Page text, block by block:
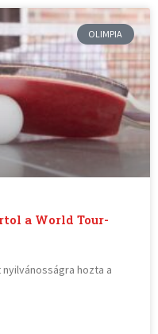
OLIMPIA
a World Tour-
hozta a